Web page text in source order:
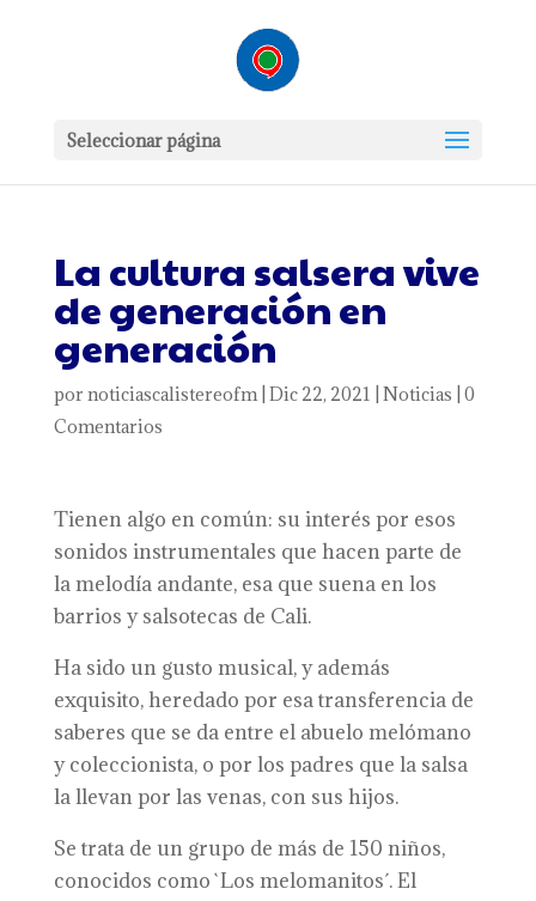
Seleccionar página
La cultura salsera vive
de generación en
generación
por noticiascalistereofm| Dic 22, 2021 Noticias 0
Comentarios
Tienen algo en común: su interés por esos
sonidos instrumentales que hacen parte de
la melodía andante, esa que suena en los
barrios y salsotecas de Cali.
Ha sido un gusto musical, y además
exquisito, heredado por esa transferencia de
saberes que se da entre el abuelo melómano
y coleccionista, o por los padres que la salsa
la llevan por las venas, con sus hijos.
Se trata de un grupo de más de 150 niños,
conocidos como `Los melomanitos´. El